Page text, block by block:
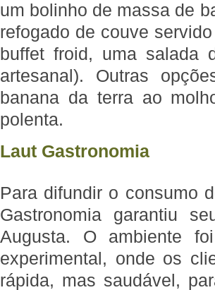
um bolinho de massa de
refogado de couve
buffet froid, uma salada
artesanal). Outras
banana da terra ao
polenta.
Laut Gastronomia
Para difundir o consumo
Gastronomia garantiu
Augusta. O ambiente
experimental, onde os
rápida, mas saudável,